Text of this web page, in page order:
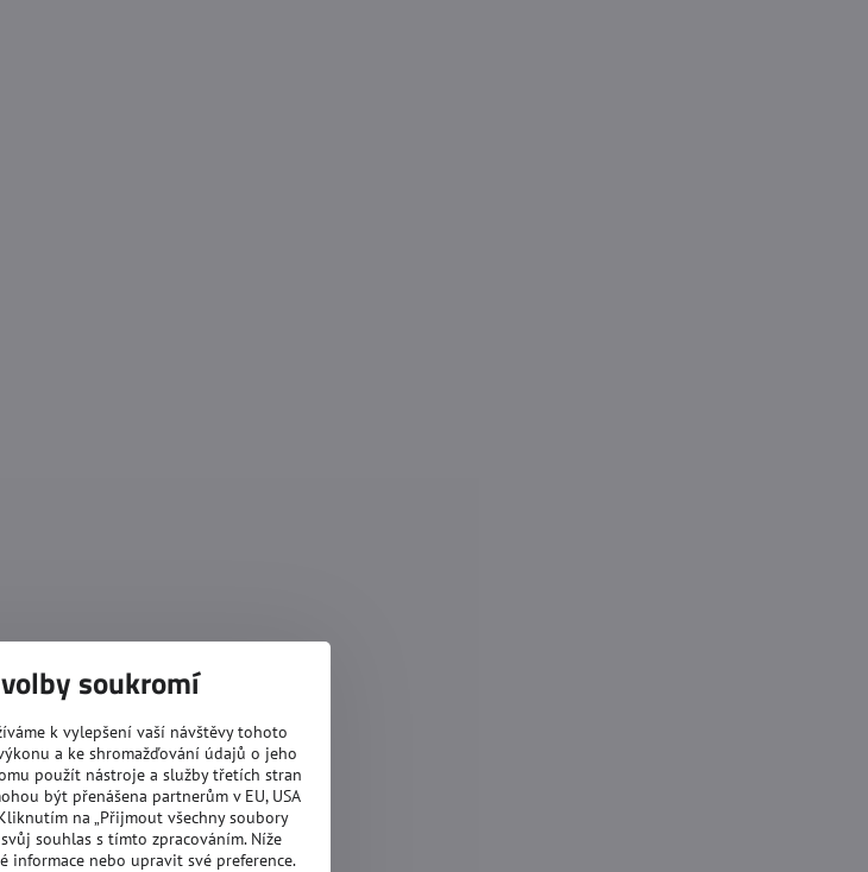
soukromí
k vylepšení vaší návštěvy tohoto
a ke shromažďování údajů o jeho
použít nástroje a služby třetích stran
být přenášena partnerům v EU, USA
na „Přijmout všechny soubory
souhlas s tímto zpracováním. Níže
informace nebo upravit své preference.